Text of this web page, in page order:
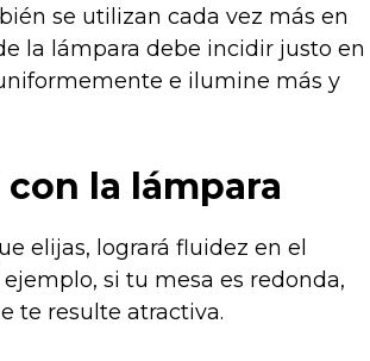
se utilizan cada vez más en
la lámpara debe incidir justo en
e ilumine más y
la lámpara
elijas, logrará fluidez en el
si tu mesa es redonda,
te resulte atractiva.